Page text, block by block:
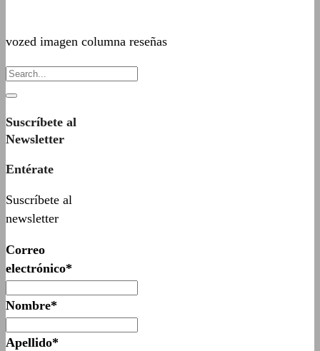
vozed imagen columna reseñas
Suscríbete al
Newsletter
Entérate
Suscríbete al
newsletter
Correo
electrónico*
Nombre*
Apellido*